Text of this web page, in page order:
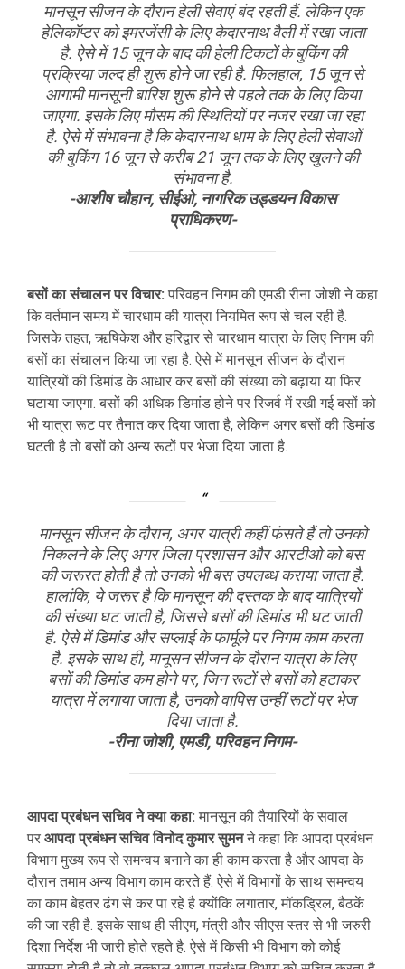
मानसून सीजन के दौरान हेली सेवाएं बंद रहती हैं. लेकिन एक
हेलिकॉप्टर को इमरजेंसी के लिए केदारनाथ वैली में रखा जाता
है. ऐसे में 15 जून के बाद की हेली टिकटों के बुकिंग की
प्रक्रिया जल्द ही शुरू होने जा रही है. फिलहाल, 15 जून से
आगामी मानसूनी बारिश शुरू होने से पहले तक के लिए किया
जाएगा. इसके लिए मौसम की स्थितियों पर नजर रखा जा रहा
है. ऐसे में संभावना है कि केदारनाथ धाम के लिए हेली सेवाओं
की बुकिंग 16 जून से करीब 21 जून तक के लिए खुलने की
संभावना है.
-आशीष चौहान, सीईओ, नागरिक उड्डयन विकास
प्राधिकरण-
बसों का संचालन पर विचार: परिवहन निगम की एमडी रीना जोशी ने कहा
कि वर्तमान समय में चारधाम की यात्रा नियमित रूप से चल रही है.
जिसके तहत, ऋषिकेश और हरिद्वार से चारधाम यात्रा के लिए निगम की
बसों का संचालन किया जा रहा है. ऐसे में मानसून सीजन के दौरान
यात्रियों की डिमांड के आधार कर बसों की संख्या को बढ़ाया या फिर
घटाया जाएगा. बसों की अधिक डिमांड होने पर रिजर्व में रखी गई बसों को
भी यात्रा रूट पर तैनात कर दिया जाता है, लेकिन अगर बसों की डिमांड
घटती है तो बसों को अन्य रूटों पर भेजा दिया जाता है.
मानसून सीजन के दौरान, अगर यात्री कहीं फंसते हैं तो उनको
निकलने के लिए अगर जिला प्रशासन और आरटीओ को बस
की जरूरत होती है तो उनको भी बस उपलब्ध कराया जाता है.
हालांकि, ये जरूर है कि मानसून की दस्तक के बाद यात्रियों
की संख्या घट जाती है, जिससे बसों की डिमांड भी घट जाती
है. ऐसे में डिमांड और सप्लाई के फार्मूले पर निगम काम करता
है. इसके साथ ही, मानूसन सीजन के दौरान यात्रा के लिए
बसों की डिमांड कम होने पर, जिन रूटों से बसों को हटाकर
यात्रा में लगाया जाता है, उनको वापिस उन्हीं रूटों पर भेज
दिया जाता है.
-रीना जोशी, एमडी, परिवहन निगम-
आपदा प्रबंधन सचिव ने क्या कहा: मानसून की तैयारियों के सवाल
पर आपदा प्रबंधन सचिव विनोद कुमार सुमनने कहा कि आपदा प्रबंधन
विभाग मुख्य रूप से समन्वय बनाने का ही काम करता है और आपदा के
दौरान तमाम अन्य विभाग काम करते हैं. ऐसे में विभागों के साथ समन्वय
का काम बेहतर ढंग से कर पा रहे है क्योंकि लगातार, मॉकड्रिल, बैठकें
की जा रही है. इसके साथ ही सीएम, मंत्री और सीएस स्तर से भी जरुरी
दिशा निर्देश भी जारी होते रहते है. ऐसे में किसी भी विभाग को कोई